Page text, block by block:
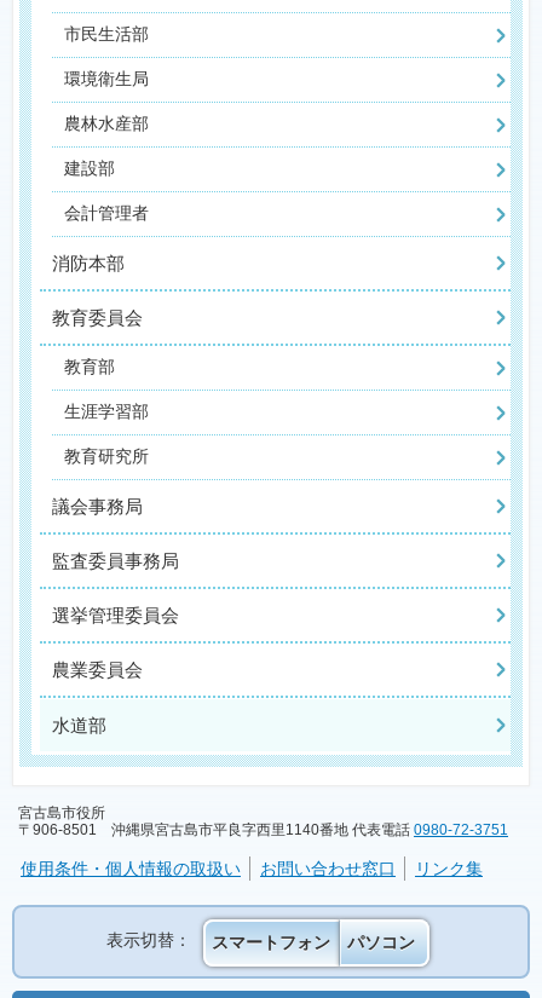
市民生活部
環境衛生局
農林水産部
建設部
会計管理者
消防本部
教育委員会
教育部
生涯学習部
教育研究所
議会事務局
監査委員事務局
選挙管理委員会
農業委員会
水道部
宮古島市役所
〒906-8501 沖縄県宮古島市平良字西里1140番地 代表電話 0980-72-3751
使用条件・個人情報の取扱い お問い合わせ窓口 リンク集
表示切替： スマートフォン パソコン